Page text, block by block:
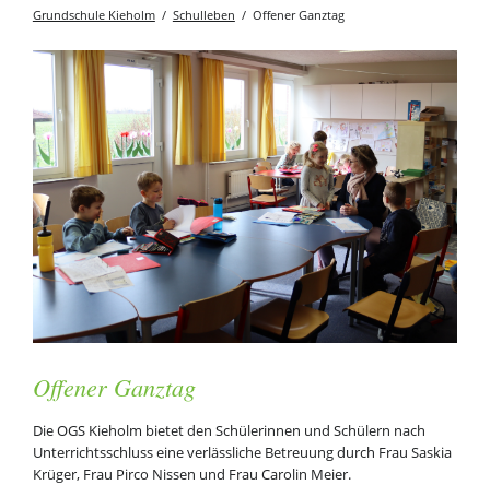
Grundschule Kieholm Schulleben Offener Ganztag
Offener Ganztag
Die OGS Kieholm bietet den Schülerinnen und Schülern nach
Unterrichtsschluss eine verlässliche Betreuung durch Frau Saskia
Krüger, Frau Pirco Nissen und Frau Carolin Meier.